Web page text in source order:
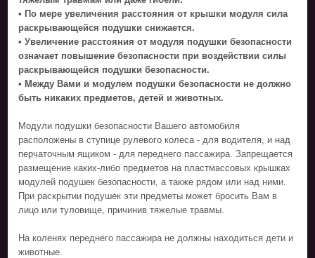
• По мере увеличения расстояния от крышки модуля сила
раскрывающейся подушки снижается.
• Увеличение расстояния от модуля подушки безопасности
означает повышение безопасности при воздействии силы
раскрывающейся подушки безопасности.
• Между Вами и модулем подушки безопасности не должно
быть никаких предметов, детей и животных.
Модули подушки безопасности Вашего автомобиля
расположены в ступице рулевого колеса - для водителя, и над
перчаточным ящиком - для переднего пассажира. Запрещается
размещение каких-либо предметов на пластмассовых крышках
модулей подушек безопасности, а также рядом или над ними.
При раскрытии подушек эти предметы может бросить Вам в
лицо или туловище, причинив тяжелые травмы.
На коленях переднего пассажира не должны находиться дети и
животные.